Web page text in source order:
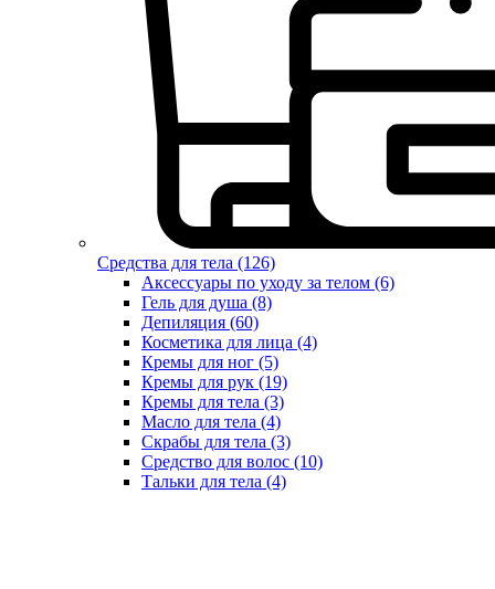
Средства для тела (126)
Аксессуары по уходу за телом (6)
Гель для душа (8)
Депиляция (60)
Косметика для лица (4)
Кремы для ног (5)
Кремы для рук (19)
Кремы для тела (3)
Масло для тела (4)
Скрабы для тела (3)
Средство для волос (10)
Тальки для тела (4)